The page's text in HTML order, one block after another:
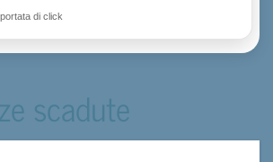
di click
scadute